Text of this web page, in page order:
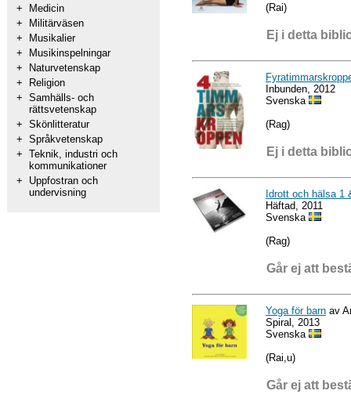
+
Medicin
+
Militärväsen
+
Musikalier
+
Musikinspelningar
+
Naturvetenskap
+
Religion
+ Samhälls- och
rättsvetenskap
+ Skönlitteratur
+ Språkvetenskap
+ Teknik, industri och
kommunikationer
+
Uppfostran och
undervisning
(Rai)
Ej i detta
Inbunden, 2012
Svenska
(Rag)
Ej i detta
Idrott och hälsa 1
Häftad, 2011
Svenska
(Rag)
Går ej att
Yoga för barn av
Spiral, 2013
Svenska
(Rai,u)
Går ej att